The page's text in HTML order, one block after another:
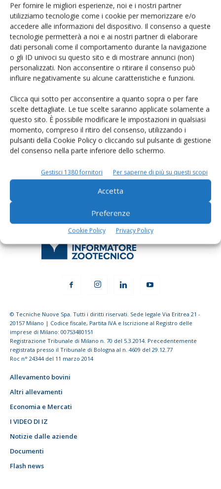
Per fornire le migliori esperienze, noi e i nostri partner
utilizziamo tecnologie come i cookie per memorizzare e/o
accedere alle informazioni del dispositivo. Il consenso a queste
tecnologie permetterà a noi e ai nostri partner di elaborare
dati personali come il comportamento durante la navigazione
o gli ID univoci su questo sito e di mostrare annunci (non)
personalizzati. Non acconsentire o ritirare il consenso può
influire negativamente su alcune caratteristiche e funzioni.
Clicca qui sotto per acconsentire a quanto sopra o per fare
scelte dettagliate. Le tue scelte saranno applicate solamente a
questo sito. È possibile modificare le impostazioni in qualsiasi
momento, compreso il ritiro del consenso, utilizzando i
pulsanti della Cookie Policy o cliccando sul pulsante di gestione
del consenso nella parte inferiore dello schermo.
Gestisci 1380 fornitori Per saperne di più su questi scopi
Accetta
Preferenze
Cookie Policy Privacy Policy
Rimani aggiornato sul mondo
dell’agricoltura
Iscriviti alle nostre newsletter
© Tecniche Nuove Spa. Tutti i diritti riservati. Sede legale Via Eritrea 21 -
20157 Milano | Codice fiscale, Partita IVA e Iscrizione al Registro delle
imprese di Milano: 00753480151
Registrazione Tribunale di Milano n. 70 del 5.3.2014. Precedentemente
registrata presso il Tribunale di Bologna al n. 4609 del 29.12.77
Roc n° 24344 del 11 marzo 2014
Allevamento bovini
Altri allevamenti
Economia e Mercati
I VIDEO DI IZ
Notizie dalle aziende
Documenti
Flash news